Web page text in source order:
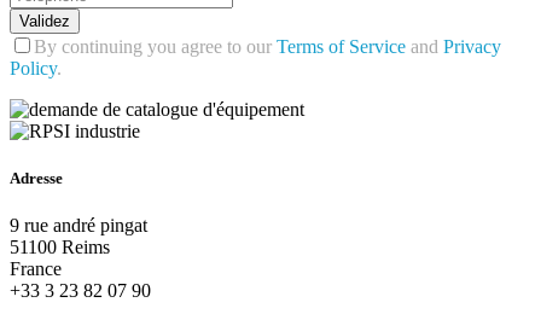
Validez
By continuing you agree to our Terms of Service and Privacy
Policy.
Adresse
9 rue andré pingat
51100 Reims
France
+33 3 23 82 07 90